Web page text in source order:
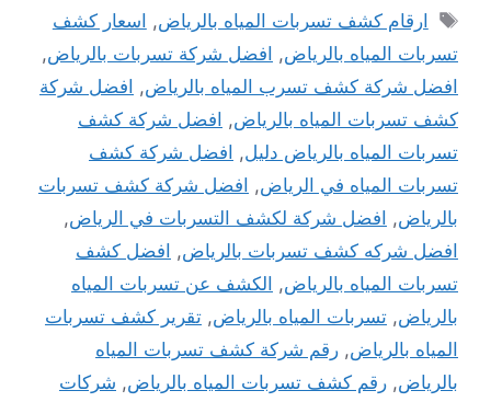
الوسوم
ارقام كشف تسربات المياه بالرياض, اسعار كشف
تسربات المياه بالرياض, افضل شركة تسربات بالرياض,
افضل شركة كشف تسرب المياه بالرياض, افضل شركة
كشف تسربات المياه بالرياض, افضل شركة كشف
تسربات المياه بالرياض دليل, افضل شركة كشف
تسربات المياه في الرياض, افضل شركة كشف تسربات
بالرياض, افضل شركة لكشف التسربات في الرياض,
افضل شركه كشف تسربات بالرياض, افضل كشف
تسربات المياه بالرياض, الكشف عن تسربات المياه
بالرياض, تسربات المياه بالرياض, تقرير كشف تسربات
المياه بالرياض, رقم شركة كشف تسربات المياه
بالرياض, رقم كشف تسربات المياه بالرياض, شركات